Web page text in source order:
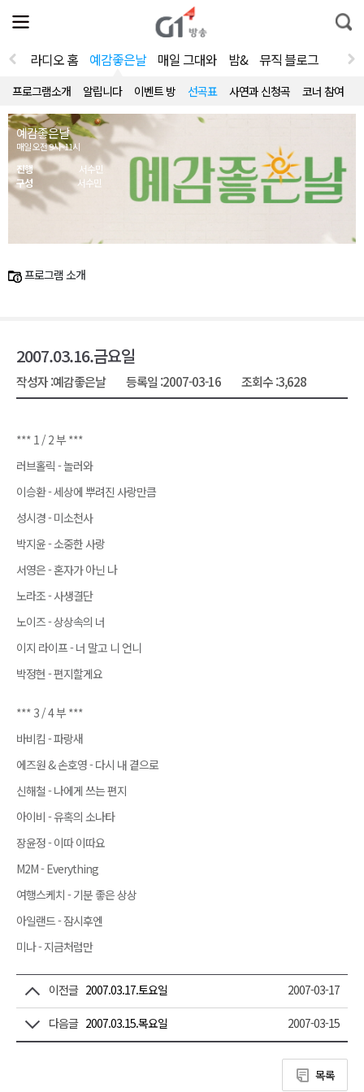
전
체
뉴
열
통
합
라디오 홈 예감좋은날 매일 그대와 밤& 뮤직 블로그
프로그램소개 알립니다 이벤트 방 선곡표 사연과 신청곡 코너 참여
예감좋은날
매일 오전 9시~11시
진행
서수민
구성
서수민
프로그램 소개
2007.03.16.금요일
작성자 :예감좋은날 등록일 :2007-03-16 조회수 :3,628
*** 1 / 2 부 ***
러브홀릭 - 놀러와
이승환 - 세상에 뿌려진 사랑만큼
성시경 - 미소천사
박지윤 - 소중한 사랑
서영은 - 혼자가 아닌 나
노라조 - 사생결단
노이즈 - 상상속의 너
이지 라이프 - 너 말고 니 언니
박정현 - 편지할게요
*** 3 / 4 부 ***
바비킴 - 파랑새
에즈원 & 손호영 - 다시 내 곁으로
신해철 - 나에게 쓰는 편지
아이비 - 유혹의 소나타
장윤정 - 이따 이따요
M2M - Everything
여행스케치 - 기분 좋은 상상
아일랜드 - 잠시후엔
미나 - 지금처럼만
이전글 2007.03.17.토요일 2007-03-17
다음글 2007.03.15.목요일 2007-03-15
목록